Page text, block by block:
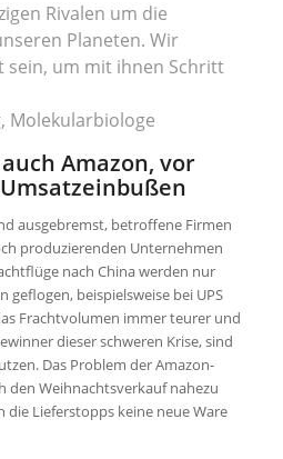
Rivalen um die
Planeten. Wir
sein, um mit ihnen Schritt
Molekularbiologe
Amazon, vor
ausgebremst, betroffene Firmen
produzierenden Unternehmen
nach China werden nur
geflogen, beispielsweise bei UPS
Frachtvolumen immer teurer und
dieser schweren Krise, sind
Das Problem der Amazon-
den Weihnachtsverkauf nahezu
Lieferstopps keine neue Ware